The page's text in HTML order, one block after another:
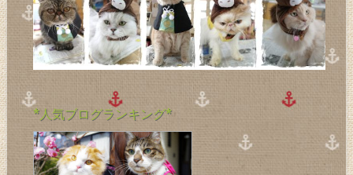
*人気ブログランキング*